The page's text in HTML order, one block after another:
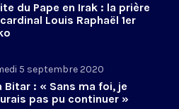
du Pape en Irak : la prière
Louis Raphaël 1er
5 septembre 2020
Bitar : « Sans ma foi, je
pas pu continuer »